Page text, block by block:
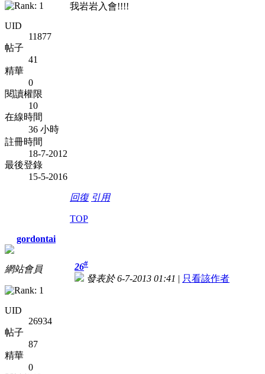
UID
11877
帖子
41
精華
0
閱讀權限
10
在線時間
36 小時
註冊時間
18-7-2012
最後登錄
15-5-2016
我岩岩入會!!!!
回復 引用
TOP
gordontai
網站會員
UID
26934
帖子
87
精華
0
26#
發表於 6-7-2013 01:41 | 只看該作者